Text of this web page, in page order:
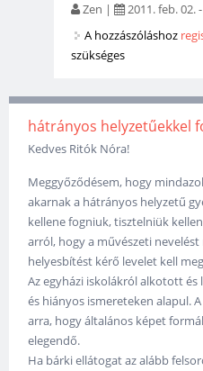
Zen | 2011. feb. 02.
A hozzászóláshoz
szükséges
hátrányos helyzetűekkel
Kedves Ritók Nóra!
Meggyőződésem, hogy
akarnak a hátrányos helyzetű
kellene fogniuk, tisztelniük
arról, hogy a művészeti
helyesbítést kérő levelet kell
Az egyházi iskolákról alkotott
és hiányos ismereteken alapul.
arra, hogy általános képet
elegendő.
Ha bárki ellátogat az alább